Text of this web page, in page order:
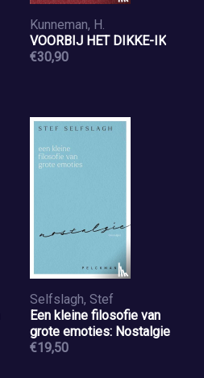
Kunneman, H.
VOORBIJ HET DIKKE-IK
€30,90
Selfslagh, Stef
Een kleine filosofie van
grote emoties: Nostalgie
€19,50